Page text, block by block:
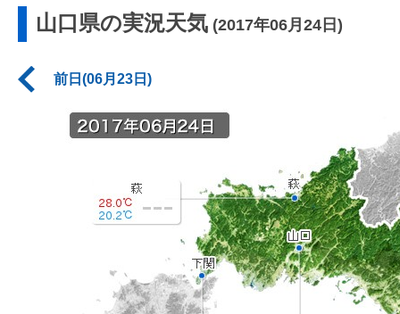
山口県の実況天気 (2017年06月24日)
前日(06月23日)